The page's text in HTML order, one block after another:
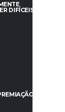
DIFÍCEIS PARA
DE R$